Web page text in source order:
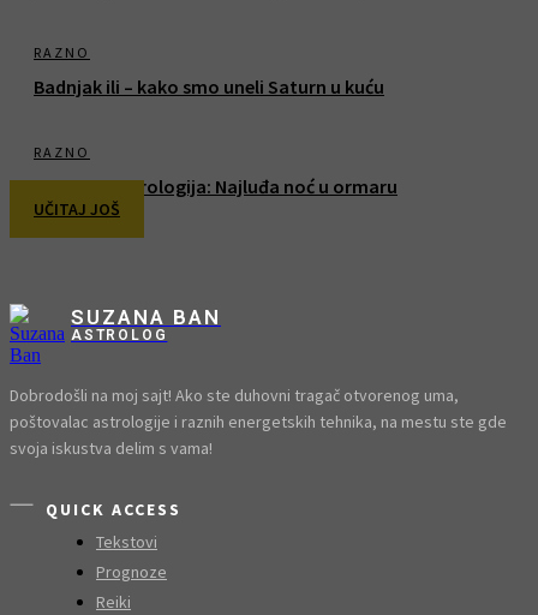
RAZNO
Badnjak ili – kako smo uneli Saturn u kuću
RAZNO
Zabavna astrologija: Najluđa noć u ormaru
UČITAJ JOŠ
SUZANA BAN
ASTROLOG
Dobrodošli na moj sajt! Ako ste duhovni tragač otvorenog uma,
poštovalac astrologije i raznih energetskih tehnika, na mestu ste gde
svoja iskustva delim s vama!
QUICK ACCESS
Tekstovi
Prognoze
Reiki